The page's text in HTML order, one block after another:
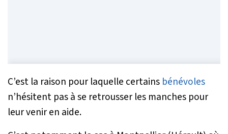
C’est la raison pour laquelle certains bénévoles
n’hésitent pas à se retrousser les manches pour
leur venir en aide.